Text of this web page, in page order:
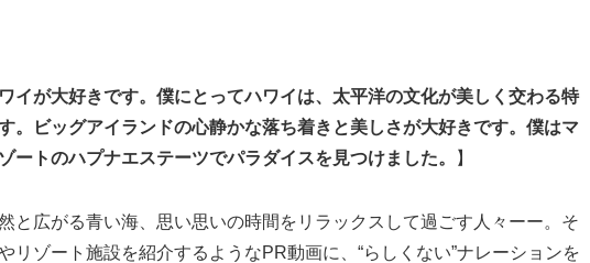
イが大好きです。僕にとってハワイは、太平洋の文化が美しく交わる特
。ビッグアイランドの心静かな落ち着きと美しさが大好きです。僕はマ
ートのハプナエステーツでパラダイスを見つけました。
】
と広がる青い海、思い思いの時間をリラックスして過ごす人々ーー。そ
リゾート施設を紹介するようなPR動画に、“らしくない”ナレーションを